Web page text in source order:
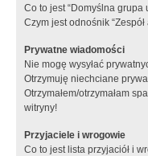
Co to jest “Domyślna grupa
Czym jest odnośnik
Prywatne wiadomości
Nie mogę wysyłać
Otrzymuję niechciane
Otrzymałem/otrzymałam
witryny!
Przyjaciele i wrogowie
Co to jest lista przyjaciół i